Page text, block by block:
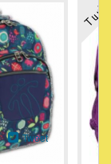
Tweet
Τιμή